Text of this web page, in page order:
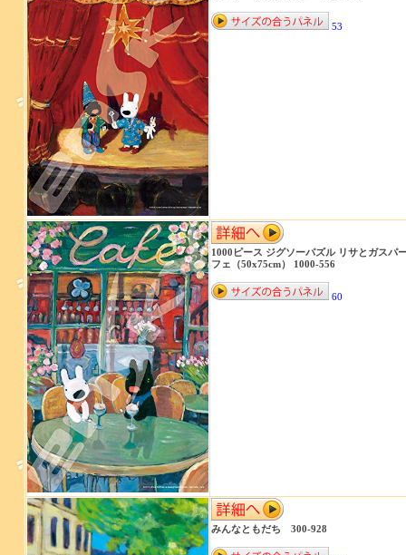
53
1000ピース ジグソーパズル リサとガスパ
フェ（50x75cm） 1000-556
60
みんなともだち 300-928